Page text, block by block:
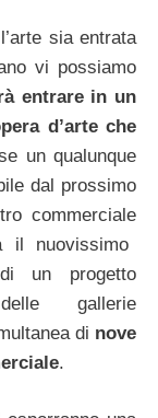
sia entrata
vi possiamo
entrare in un
d’arte che
un qualunque
dal prossimo
commerciale
nuovissimo
un progetto
delle gallerie
di nove
.